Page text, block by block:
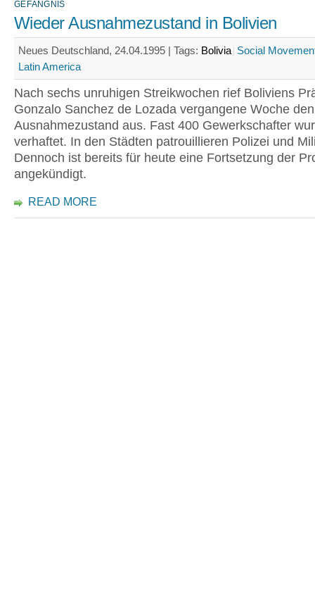
GEFÄNGNIS
Wieder Ausnahmezustand in Bolivien
Neues Deutschland, 24.04.1995 | Tags: Bolivia Social
Latin America
Nach sechs unruhigen Streikwochen rief Boliviens
Gonzalo Sanchez de Lozada vergangene Woche den
Ausnahmezustand aus. Fast 400 Gewerkschafter
verhaftet. In den Städten patrouillieren Polizei und
Dennoch ist bereits für heute eine Fortsetzung der
angekündigt.
READ MORE